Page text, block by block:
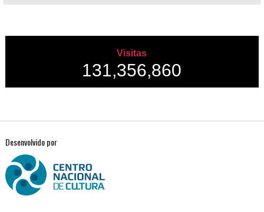
Visitas
131,356,860
Desenvolvido por